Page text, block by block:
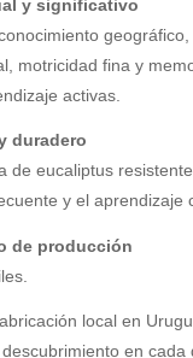
y significativo
geográfico,
motricidad fina y
activas.
duradero
de eucaliptus
y el aprendizaje
de producción
local en
en cada